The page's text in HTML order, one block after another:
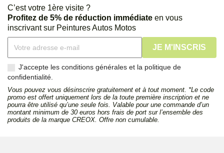
C’est votre 1ère visite ?
Profitez de 5% de réduction immédiate en vous
inscrivant sur Peintures Autos Motos
J'accepte les conditions générales et la politique de
confidentialité.
Vous pouvez vous désinscrire gratuitement et à tout moment. *Le code
promo est offert uniquement lors de la toute première inscription et ne
pourra être utilisé qu’une seule fois. Valable pour une commande d’un
montant minimum de 30 euros hors frais de port sur l’ensemble des
produits de la marque CREOX. Offre non cumulable.